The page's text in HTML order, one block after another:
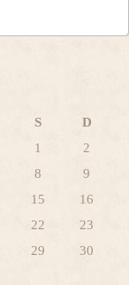
S
D
1
2
8
9
15
16
22
23
29
30